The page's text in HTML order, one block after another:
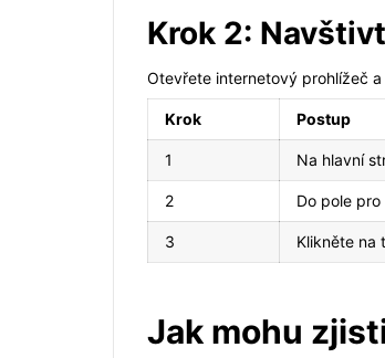
Krok 2:
Otevřete internetový prohlížeč
Krok Postup
1 Na hlavní
2 Do pole
3 Klikněte na
Jak mohu